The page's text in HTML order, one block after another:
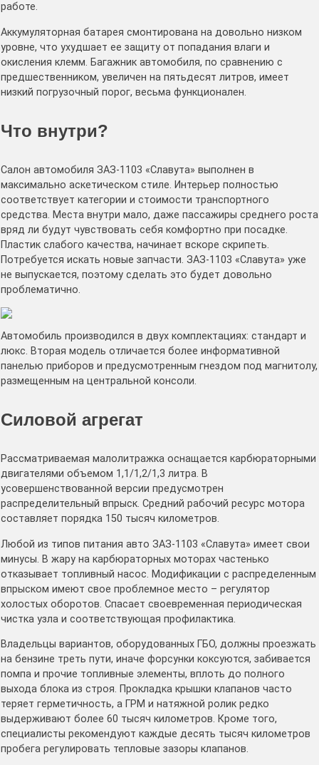
работе.
Аккумуляторная батарея смонтирована на довольно низком
уровне, что ухудшает ее защиту от попадания влаги и
окисления клемм. Багажник автомобиля, по сравнению с
предшественником, увеличен на пятьдесят литров, имеет
низкий погрузочный порог, весьма функционален.
Что внутри?
Салон автомобиля ЗАЗ-1103 «Славута» выполнен в
максимально аскетическом стиле. Интерьер полностью
соответствует категории и стоимости транспортного
средства. Места внутри мало, даже пассажиры среднего роста
вряд ли будут чувствовать себя комфортно при посадке.
Пластик слабого качества, начинает вскоре скрипеть.
Потребуется искать новые запчасти. ЗАЗ-1103 «Славута» уже
не выпускается, поэтому сделать это будет довольно
проблематично.
Автомобиль производился в двух комплектациях: стандарт и
люкс. Вторая модель отличается более информативной
панелью приборов и предусмотренным гнездом под магнитолу,
размещенным на центральной консоли.
Силовой агрегат
Рассматриваемая малолитражка оснащается карбюраторными
двигателями объемом 1,1/1,2/1,3 литра. В
усовершенствованной версии предусмотрен
распределительный впрыск. Средний рабочий ресурс мотора
составляет порядка 150 тысяч километров.
Любой из типов питания авто ЗАЗ-1103 «Славута» имеет свои
минусы. В жару на карбюраторных моторах частенько
отказывает топливный насос. Модификации с распределенным
впрыском имеют свое проблемное место – регулятор
холостых оборотов. Спасает своевременная периодическая
чистка узла и соответствующая профилактика.
Владельцы вариантов, оборудованных ГБО, должны проезжать
на бензине треть пути, иначе форсунки коксуются, забивается
помпа и прочие топливные элементы, вплоть до полного
выхода блока из строя. Прокладка крышки клапанов часто
теряет герметичность, а ГРМ и натяжной ролик редко
выдерживают более 60 тысяч километров. Кроме того,
специалисты рекомендуют каждые десять тысяч километров
пробега регулировать тепловые зазоры клапанов.